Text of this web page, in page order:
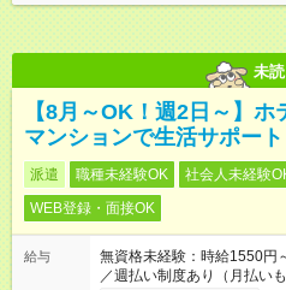
未読
【8月～OK！週2日～】
マンションで生活サポー
派遣 職種未経験OK 社会人未経験
WEB登録・面接OK
給与
無資格未経験：時給1550
／週払い制度あり（月払い